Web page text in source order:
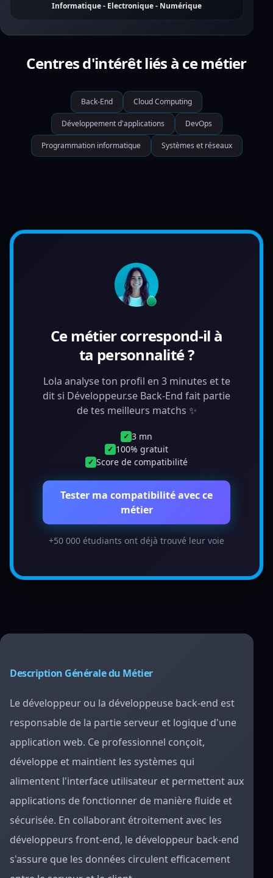
Informatique - Electronique - Numérique
Centres d'intérêt liés à ce métier
Back-End Cloud Computing
Développement d'applications DevOps
Programmation informatique Systèmes et réseaux
Ce métier correspond-il à
ta personnalité ?
Lola analyse ton profil en 3 minutes et te
dit si Développeur.se Back-End fait partie
de tes meilleurs matchs ✨
✓ 3 mn
✓ 100% gratuit
✓ Score de compatibilité
Tester ma compatibilité avec ce
métier
+50 000 étudiants ont déjà trouvé leur voie
Description Générale du Métier
Le développeur ou la développeuse back-end est
responsable de la partie serveur et logique d'une
application web. Ce professionnel conçoit,
développe et maintient les systèmes qui
alimentent l'interface utilisateur et permettent aux
applications de fonctionner de manière fluide et
sécurisée. En collaborant étroitement avec les
développeurs front-end, le développeur back-end
s'assure que les données circulent efficacement